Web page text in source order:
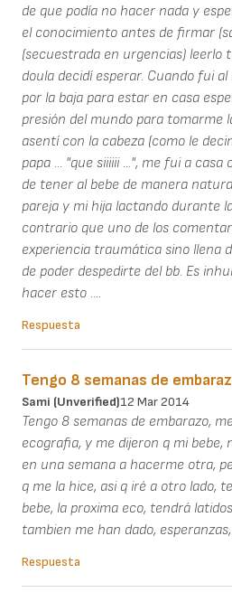
de que podía no hacer nada y
el conocimiento antes de firmar
(secuestrada en urgencias) leerlo
doula decidí esperar. Cuando fui
por la baja para estar en casa
presión del mundo para tomarme
asentí con la cabeza (como le
papa ... "que siiiiii ...", me fui a
de tener al bebe de manera
pareja y mi hija lactando durante
contrario que uno de los
experiencia traumática sino llena
de poder despedirte del bb. Es
hacer esto ....
Respuesta
Tengo 8 semanas de
Sami (unverified)12 Mar 2014
Tengo 8 semanas de embarazo,
ecografia, y me dijeron q mi bebe,
en una semana a hacerme otra,
q me la hice, asi q iré a otro lado,
bebe, la proxima eco, tendrá
tambien me han dado,
Respuesta